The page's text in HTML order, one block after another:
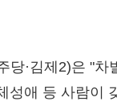
당·김제2)은 "차
성애 등 사람이